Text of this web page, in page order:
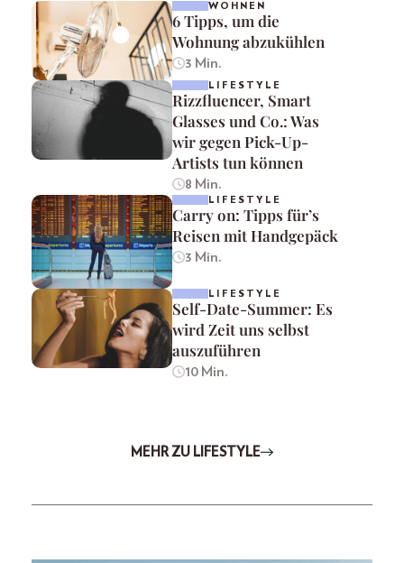
WOHNEN
6 Tipps, um die
Wohnung abzukühlen
3 Min.
LIFESTYLE
Rizzfluencer, Smart
Glasses und Co.: Was
wir gegen Pick-Up-
Artists tun können
8 Min.
LIFESTYLE
Carry on: Tipps für’s
Reisen mit Handgepäck
3 Min.
LIFESTYLE
Self-Date-Summer: Es
wird Zeit uns selbst
auszuführen
10 Min.
MEHR ZU LIFESTYLE